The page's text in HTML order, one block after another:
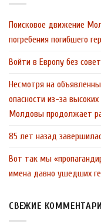
Поисковое движение
погребения погибшего
Войти в Европу без
Несмотря на
опасности из-за
Молдовы продолжает
85 лет назад
Вот так мы
имена давно ушедших
СВЕЖИЕ